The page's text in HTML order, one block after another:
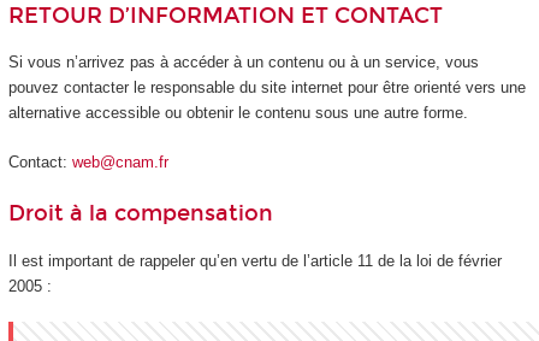
RETOUR D’INFORMATION ET CONTACT
Si vous n’arrivez pas à accéder à un contenu ou à un service, vous
pouvez contacter le responsable du site internet pour être orienté vers une
alternative accessible ou obtenir le contenu sous une autre forme.
Contact: web@cnam.fr
Droit à la compensation
Il est important de rappeler qu’en vertu de l’article 11 de la loi de février
2005 :